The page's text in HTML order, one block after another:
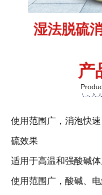
湿法脱硫
产
使用范围广，消泡快
硫效果
适用于高温和强酸碱
使用范围广，酸碱、